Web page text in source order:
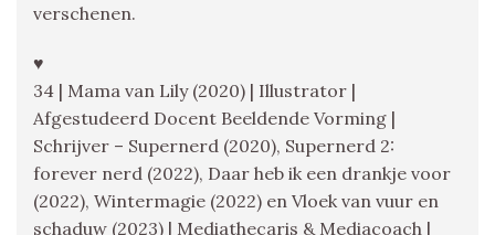
verschenen.
♥
34 | Mama van Lily (2020) | Illustrator |
Afgestudeerd Docent Beeldende Vorming |
Schrijver – Supernerd (2020), Supernerd 2:
forever nerd (2022), Daar heb ik een drankje voor
(2022), Wintermagie (2022) en Vloek van vuur en
schaduw (2023) | Mediathecaris & Mediacoach |